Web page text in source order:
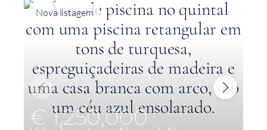
€ 1,250,000
Nova listagem